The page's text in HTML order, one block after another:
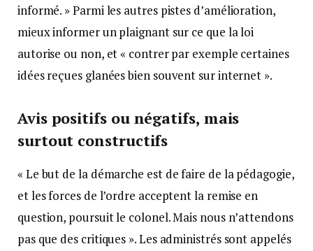
informé. » Parmi les autres pistes d’amélioration,
mieux informer un plaignant sur ce que la loi
autorise ou non, et « contrer par exemple certaines
idées reçues glanées bien souvent sur internet ».
Avis positifs ou négatifs, mais
surtout constructifs
« Le but de la démarche est de faire de la pédagogie,
et les forces de l’ordre acceptent la remise en
question, poursuit le colonel. Mais nous n’attendons
pas que des critiques ». Les administrés sont appelés